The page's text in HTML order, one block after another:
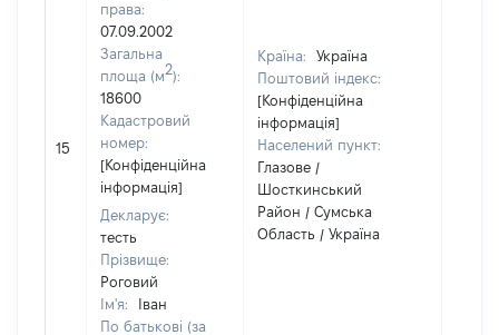
15
права:
07.09.2002
Загальна
площа (м2):
18600
Кадастровий
номер:
[Конфіденційна
інформація]
Декларує:
тесть
Прізвище:
Роговий
Ім'я:
Іван
По батькові (за
Країна:
Україна
Поштовий індекс:
[Конфіденційна
інформація]
Населений пункт:
Глазове /
Шосткинський
Район / Сумська
Область / Україна